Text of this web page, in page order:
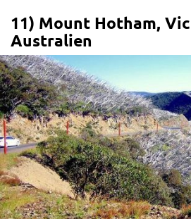
11) Mount Hotham,
Australien